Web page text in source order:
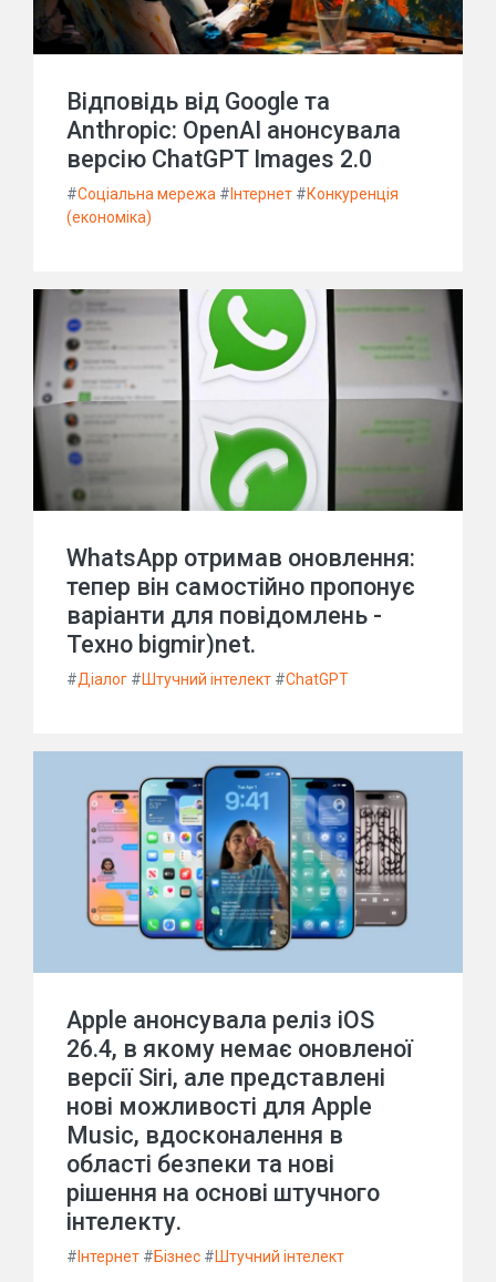
Відповідь від Google та
Anthropic: OpenAI анонсувала
версію ChatGPT Images 2.0
#Соціальна мережа # Інтернет #Конкуренція
(економіка)
WhatsApp отримав оновлення:
тепер він самостійно пропонує
варіанти для повідомлень -
Техно bigmir)net.
#Діалог #Штучний інтелект #ChatGPT
Apple анонсувала реліз iOS
26.4, в якому немає оновленої
версії Siri, але представлені
нові можливості для Apple
Music, вдосконалення в
області безпеки та нові
рішення на основі штучного
інтелекту.
# Інтернет #Бізнес #Штучний інтелект